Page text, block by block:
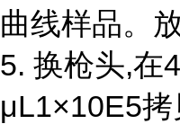
曲线样品。
5. 换枪头,在
μL1×10E5